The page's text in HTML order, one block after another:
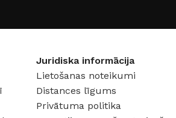
Juridiska informācija
Lietošanas noteikumi
Distances līgums
Privātuma politika